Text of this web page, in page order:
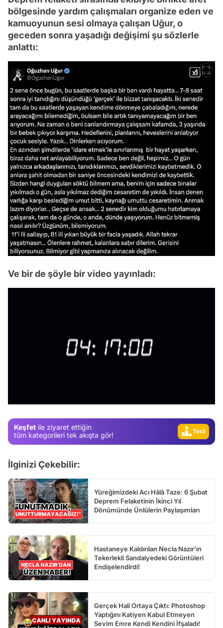
bölgesinde yardım çalışmaları organize eden ve
kamuoyunun sesi olmaya çalışan Uğur, o
geceden sonra yaşadığı değişimi şu sözlerle
anlattı:
Ve bir de şöyle bir video yayınladı:
Keşfet ile ziyaret ettiğin
tüm kategorileri tek akışta gör!
Gündem
Test
İlginizi Çekebilir:
Yüreğimizdeki Acı Hâlâ Taze: 6 Şubat
Deprem Felaketinin İkinci Yıl
Dönümünde Ünlülerin Paylaşımları
Hastaneye Kaldırılan Necla Nazır'ın
Tekerlekli Sandalyedeki Görüntüleri
Endişelendirdi!
Gerçek Hali Ortaya Çıktı: Photoshop
Yaptığını Katiyen Kabul Etmeyen
Sevim Emre Kendi Kendini İfşaladı!